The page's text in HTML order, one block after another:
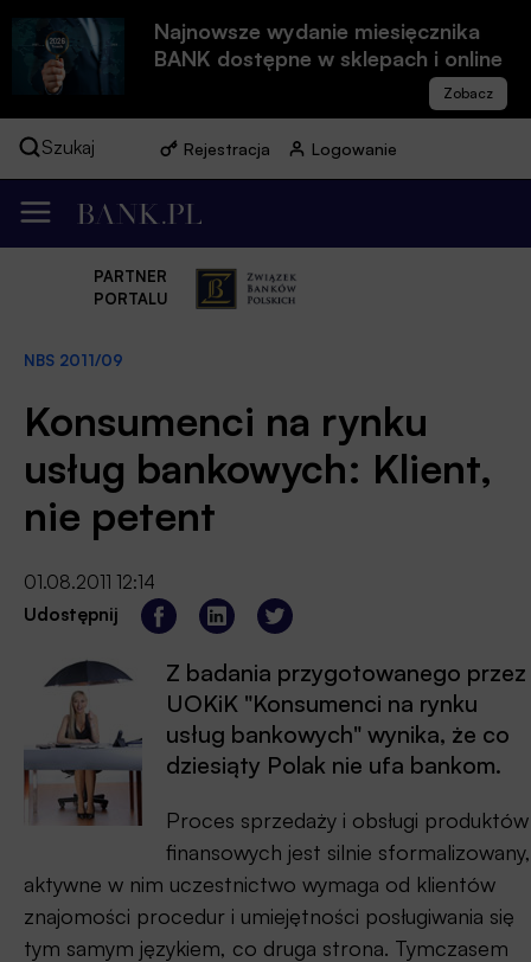
Najnowsze wydanie miesięcznika
BANK dostępne w sklepach i online
Szukaj Rejestracja Logowanie
PARTNER
PORTALU
NBS 2011/09
Konsumenci na rynku
usług bankowych: Klient,
nie petent
01.08.2011 12:14
Udostępnij
Z badania przygotowanego przez
UOKiK "Konsumenci na rynku
usług bankowych" wynika, że co
dziesiąty Polak nie ufa bankom.
Proces sprzedaży i obsługi produktów
finansowych jest silnie sformalizowany,
aktywne w nim uczestnictwo wymaga od klientów
znajomości procedur i umiejętności posługiwania się
tym samym językiem, co druga strona. Tymczasem